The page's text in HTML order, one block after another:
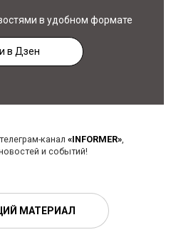
в удобном формате
в Дзен
канал «INFORMER»,
и событий!
МАТЕРИАЛ